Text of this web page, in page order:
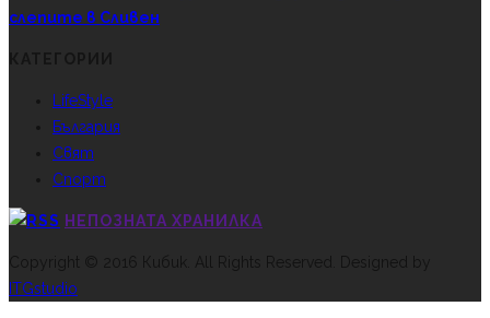
слепите в Сливен
LifeStyle
България
Свят
Спорт
НЕПОЗНАТА ХРАНИЛКА
Copyright © 2016 Кибик. All Rights Reserved. Designed by
ITGstudio